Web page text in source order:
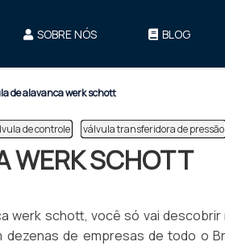
SOBRE NÓS BLOG
de alavanca werk schott
de controle válvula transferidora de pressão
WERK SCHOTT
werk schott, você só vai
dezenas de empresas de todo o